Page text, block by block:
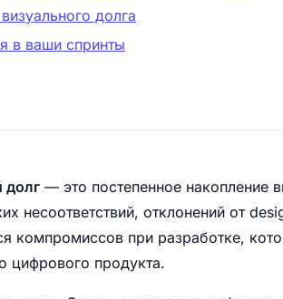
долга
в ваши спринты
долг — это постепенное накопление
несоответствий, отклонений от
компромиссов при разработке,
цифрового продукта.